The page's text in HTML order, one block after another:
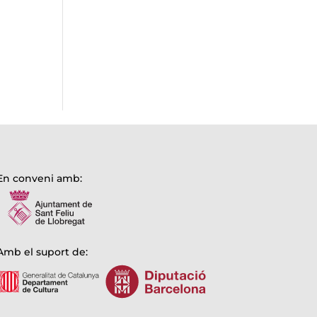
conveni amb:
el suport de: